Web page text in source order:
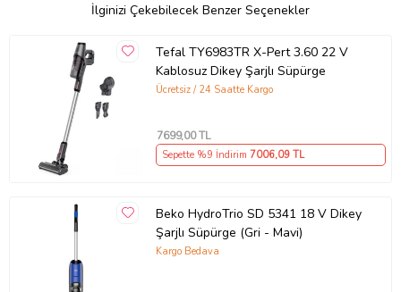
İlginizi Çekebilecek Benzer Seçenekler
Tefal TY6983TR X-Pert 3.60 22 V
Kablosuz Dikey Şarjlı Süpürge
Ücretsiz / 24 Saatte Kargo
7699,00 TL
Sepette %9 İndirim 7006,09 TL
Beko HydroTrio SD 5341 18 V Dikey
Şarjlı Süpürge (Gri - Mavi)
Kargo Bedava